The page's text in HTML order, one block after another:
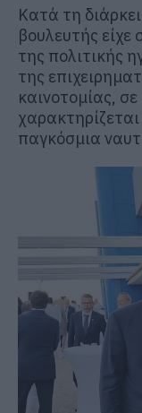
Κατά τη
βουλευτής
της πολιτικής
της
καινοτομίας,
χαρακτηρίζεται
παγκόσμια